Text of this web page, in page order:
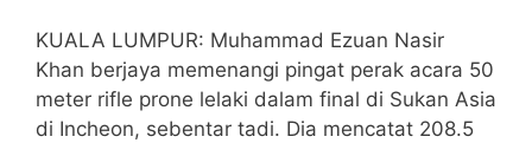
KUALA LUMPUR: Muhammad Ezuan Nasir
Khan berjaya memenangi pingat perak acara 50
meter rifle prone lelaki dalam final di Sukan Asia
di Incheon, sebentar tadi. Dia mencatat 208.5